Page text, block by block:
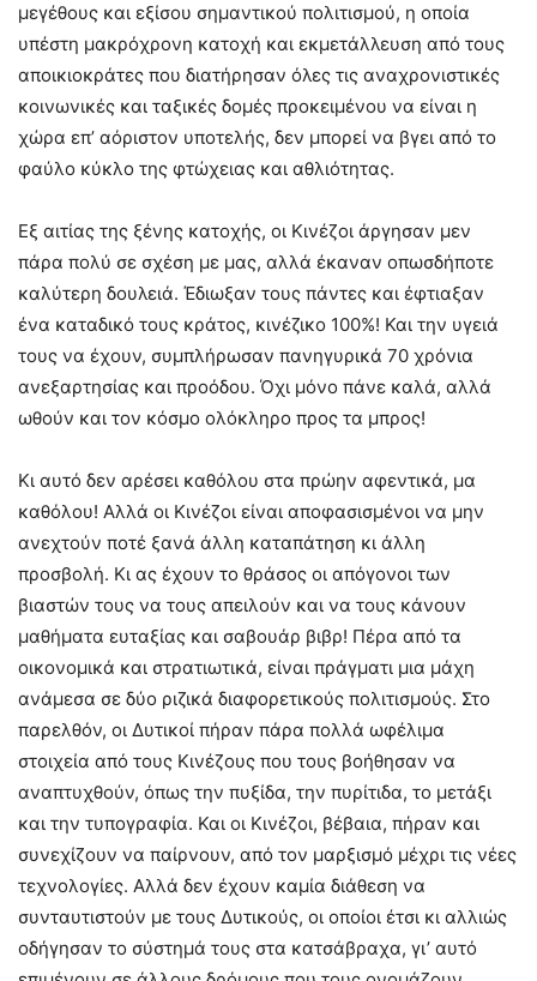
μεγέθους και εξίσου σημαντικού πολιτισμού, η οποία
υπέστη μακρόχρονη κατοχή και εκμετάλλευση από τους
αποικιοκράτες που διατήρησαν όλες τις αναχρονιστικές
κοινωνικές και ταξικές δομές προκειμένου να είναι η
χώρα επ’ αόριστον υποτελής, δεν μπορεί να βγει από το
φαύλο κύκλο της φτώχειας και αθλιότητας.
Εξ αιτίας της ξένης κατοχής, οι Κινέζοι άργησαν μεν
πάρα πολύ σε σχέση με μας, αλλά έκαναν οπωσδήποτε
καλύτερη δουλειά. Έδιωξαν τους πάντες και έφτιαξαν
ένα καταδικό τους κράτος, κινέζικο 100%! Και την υγειά
τους να έχουν, συμπλήρωσαν πανηγυρικά 70 χρόνια
ανεξαρτησίας και προόδου. Όχι μόνο πάνε καλά, αλλά
ωθούν και τον κόσμο ολόκληρο προς τα μπρος!
Κι αυτό δεν αρέσει καθόλου στα πρώην αφεντικά, μα
καθόλου! Αλλά οι Κινέζοι είναι αποφασισμένοι να μην
ανεχτούν ποτέ ξανά άλλη καταπάτηση κι άλλη
προσβολή. Κι ας έχουν το θράσος οι απόγονοι των
βιαστών τους να τους απειλούν και να τους κάνουν
μαθήματα ευταξίας και σαβουάρ βιβρ! Πέρα από τα
οικονομικά και στρατιωτικά, είναι πράγματι μια μάχη
ανάμεσα σε δύο ριζικά διαφορετικούς πολιτισμούς. Στο
παρελθόν, οι Δυτικοί πήραν πάρα πολλά ωφέλιμα
στοιχεία από τους Κινέζους που τους βοήθησαν να
αναπτυχθούν, όπως την πυξίδα, την πυρίτιδα, το μετάξι
και την τυπογραφία. Και οι Κινέζοι, βέβαια, πήραν και
συνεχίζουν να παίρνουν, από τον μαρξισμό μέχρι τις νέες
τεχνολογίες. Αλλά δεν έχουν καμία διάθεση να
συνταυτιστούν με τους Δυτικούς, οι οποίοι έτσι κι αλλιώς
οδήγησαν το σύστημά τους στα κατσάβραχα, γι’ αυτό